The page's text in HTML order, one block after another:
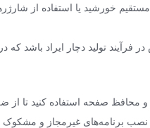
خورشید یا استفاده از
تولید دچار ایراد باشد که
صفحه استفاده کنید تا از
نصب برنامه‌های غیرمجاز و مشکوک